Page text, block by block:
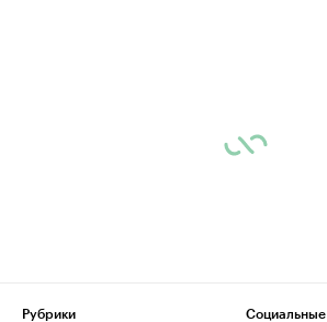
Рубрики
Социальные